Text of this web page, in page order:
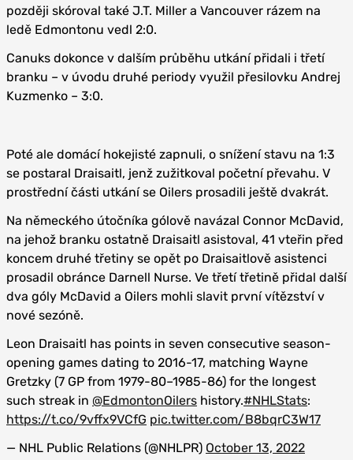
později skóroval také J.T. Miller a Vancouver rázem na
ledě Edmontonu vedl 2:0.
Canuks dokonce v dalším průběhu utkání přidali i třetí
branku – v úvodu druhé periody využil přesilovku Andrej
Kuzmenko – 3:0.
Poté ale domácí hokejisté zapnuli, o snížení stavu na 1:3
se postaral Draisaitl, jenž zužitkoval početní převahu. V
prostřední části utkání se Oilers prosadili ještě dvakrát.
Na německého útočníka gólově navázal Connor McDavid,
na jehož branku ostatně Draisaitl asistoval, 41 vteřin před
koncem druhé třetiny se opět po Draisaitlově asistenci
prosadil obránce Darnell Nurse. Ve třetí třetině přidal další
dva góly McDavid a Oilers mohli slavit první vítězství v
nové sezóně.
Leon Draisaitl has points in seven consecutive season-
opening games dating to 2016-17, matching Wayne
Gretzky (7 GP from 1979-80–1985-86) for the longest
such streak in @EdmontonOilers history.#NHLStats:
https://t.co/9vffx9VCfG pic.twitter.com/B8bqrC3W17
— NHL Public Relations (@NHLPR) October 13, 2022